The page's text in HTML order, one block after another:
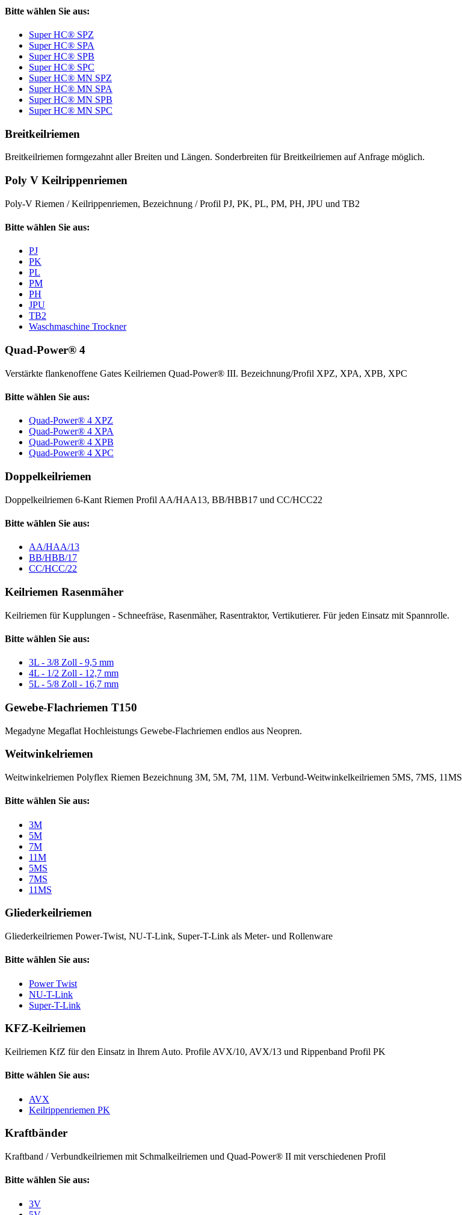
Bitte wählen Sie aus:
Super HC® SPZ
Super HC® SPA
Super HC® SPB
Super HC® SPC
Super HC® MN SPZ
Super HC® MN SPA
Super HC® MN SPB
Super HC® MN SPC
Breitkeilriemen
Breitkeilriemen formgezahnt aller Breiten und Längen. Sonderbreiten für Breitkeilriemen auf Anfrage möglich.
Poly V Keilrippenriemen
Poly-V Riemen / Keilrippenriemen, Bezeichnung / Profil PJ, PK, PL, PM, PH, JPU und TB2
Bitte wählen Sie aus:
PJ
PK
PL
PM
PH
JPU
TB2
Waschmaschine Trockner
Quad-Power® 4
Verstärkte flankenoffene Gates Keilriemen Quad-Power® III. Bezeichnung/Profil XPZ, XPA, XPB, XPC
Bitte wählen Sie aus:
Quad-Power® 4 XPZ
Quad-Power® 4 XPA
Quad-Power® 4 XPB
Quad-Power® 4 XPC
Doppelkeilriemen
Doppelkeilriemen 6-Kant Riemen Profil AA/HAA13, BB/HBB17 und CC/HCC22
Bitte wählen Sie aus:
AA/HAA/13
BB/HBB/17
CC/HCC/22
Keilriemen Rasenmäher
Keilriemen für Kupplungen - Schneefräse, Rasenmäher, Rasentraktor, Vertikutierer. Für jeden Einsatz mit Spannrolle.
Bitte wählen Sie aus:
3L - 3/8 Zoll - 9,5 mm
4L - 1/2 Zoll - 12,7 mm
5L - 5/8 Zoll - 16,7 mm
Gewebe-Flachriemen T150
Megadyne Megaflat Hochleistungs Gewebe-Flachriemen endlos aus Neopren.
Weitwinkelriemen
Weitwinkelriemen Polyflex Riemen Bezeichnung 3M, 5M, 7M, 11M. Verbund-Weitwinkelkeilriemen 5MS, 7MS, 11MS
Bitte wählen Sie aus:
3M
5M
7M
11M
5MS
7MS
11MS
Gliederkeilriemen
Gliederkeilriemen Power-Twist, NU-T-Link, Super-T-Link als Meter- und Rollenware
Bitte wählen Sie aus:
Power Twist
NU-T-Link
Super-T-Link
KFZ-Keilriemen
Keilriemen KfZ für den Einsatz in Ihrem Auto. Profile AVX/10, AVX/13 und Rippenband Profil PK
Bitte wählen Sie aus:
AVX
Keilrippenriemen PK
Kraftbänder
Kraftband / Verbundkeilriemen mit Schmalkeilriemen und Quad-Power® II mit verschiedenen Profil
Bitte wählen Sie aus:
3V